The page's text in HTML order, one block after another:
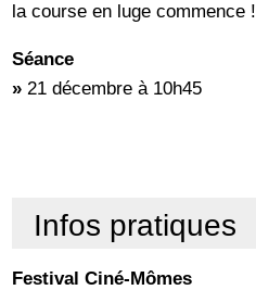
la course en luge commence !
Séance
» 21 décembre à 10h45
Infos pratiques
Festival Ciné-Mômes